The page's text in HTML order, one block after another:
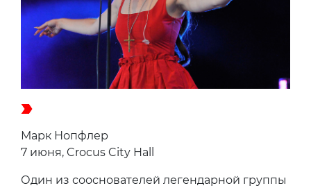
Марк Нопфлер
7 июня, Crocus City Hall
Один из сооснователей легендарной группы